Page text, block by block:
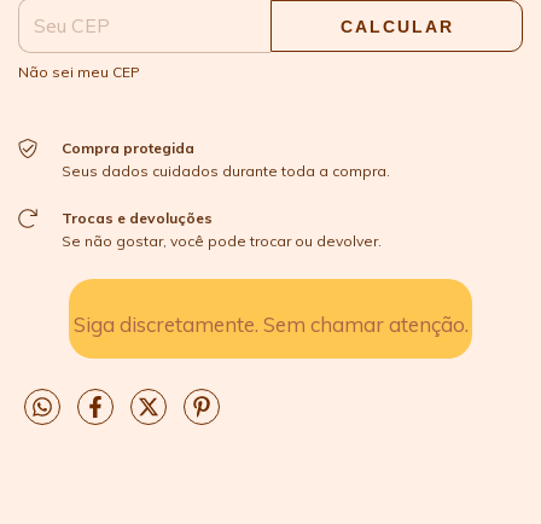
CALCULAR
Não sei meu CEP
Compra protegida
Seus dados cuidados durante toda a compra.
Trocas e devoluções
Se não gostar, você pode trocar ou devolver.
Siga discretamente. Sem chamar atenção.